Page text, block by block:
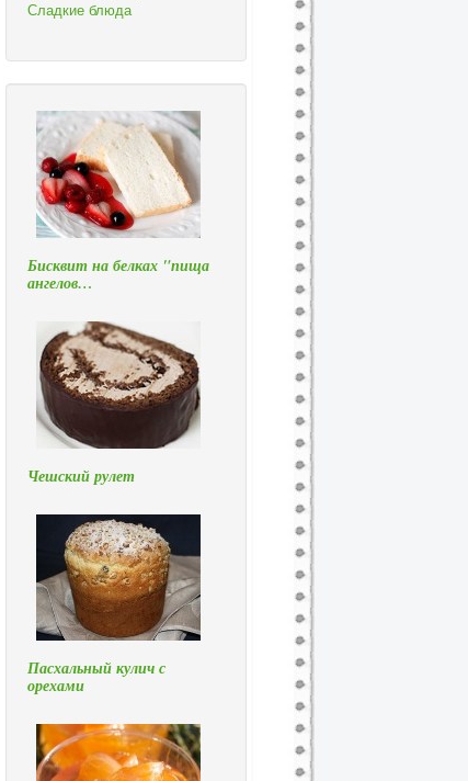
Сладкие блюда
Бисквит на белках "пища
ангелов…
Чешский рулет
Пасхальный кулич с
орехами